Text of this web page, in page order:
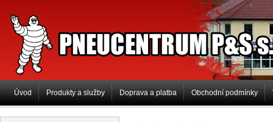
PNEUCENTRUM P&S
Úvod Produkty a služby Doprava a platba Obchodní podmínky